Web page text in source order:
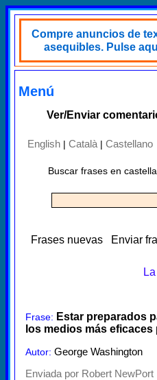
Compre anuncios de
asequibles. Pulse
Menú
Ver/Enviar
English | Català | Castellano
Buscar frases en
Frases nuevas Enviar
Frase: Estar preparados
los medios más
Autor: George Washington
Enviada por Robert NewPort